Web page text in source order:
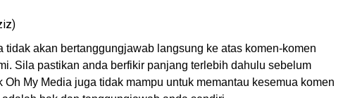
tidak akan bertanggungjawab langsung ke atas komen-komen
Sila pastikan anda berfikir panjang terlebih dahulu sebelum
My Media juga tidak mampu untuk memantau kesemua komen